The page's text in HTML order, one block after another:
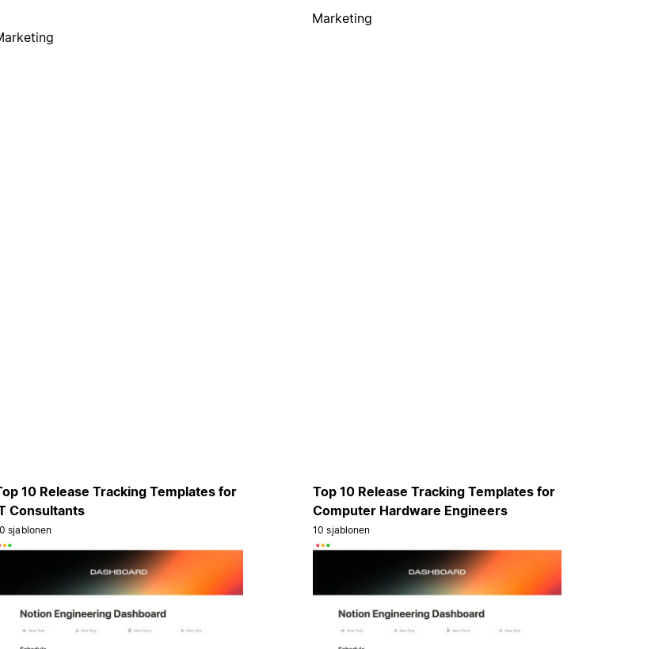
Marketing
10 Release Tracking Templates for
Consultants
sjablonen
Top 10 Release Tracking Templates for
Computer Hardware Engineers
10 sjablonen